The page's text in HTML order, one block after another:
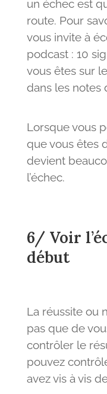
un échec est
route. Pour
vous invite à
podcast : 10
vous êtes sur
dans les notes
Lorsque vous
que vous êtes
devient
l’échec.
6/ Voir
début
La réussite ou
pas que de
contrôler le
pouvez
avez vis à vis